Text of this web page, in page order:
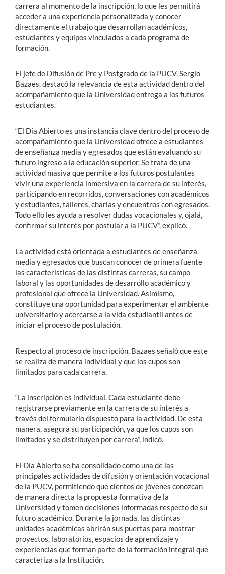
carrera al momento de la inscripción, lo que les permitirá
acceder a una experiencia personalizada y conocer
directamente el trabajo que desarrollan académicos,
estudiantes y equipos vinculados a cada programa de
formación.
El jefe de Difusión de Pre y Postgrado de la PUCV, Sergio
Bazaes, destacó la relevancia de esta actividad dentro del
acompañamiento que la Universidad entrega a los futuros
estudiantes.
“El Día Abierto es una instancia clave dentro del proceso de
acompañamiento que la Universidad ofrece a estudiantes
de enseñanza media y egresados que están evaluando su
futuro ingreso a la educación superior. Se trata de una
actividad masiva que permite a los futuros postulantes
vivir una experiencia inmersiva en la carrera de su interés,
participando en recorridos, conversaciones con académicos
y estudiantes, talleres, charlas y encuentros con egresados.
Todo ello les ayuda a resolver dudas vocacionales y, ojalá,
confirmar su interés por postular a la PUCV”, explicó.
La actividad está orientada a estudiantes de enseñanza
media y egresados que buscan conocer de primera fuente
las características de las distintas carreras, su campo
laboral y las oportunidades de desarrollo académico y
profesional que ofrece la Universidad. Asimismo,
constituye una oportunidad para experimentar el ambiente
universitario y acercarse a la vida estudiantil antes de
iniciar el proceso de postulación.
Respecto al proceso de inscripción, Bazaes señaló que este
se realiza de manera individual y que los cupos son
limitados para cada carrera.
“La inscripción es individual. Cada estudiante debe
registrarse previamente en la carrera de su interés a
través del formulario dispuesto para la actividad. De esta
manera, asegura su participación, ya que los cupos son
limitados y se distribuyen por carrera”, indicó.
El Día Abierto se ha consolidado como una de las
principales actividades de difusión y orientación vocacional
de la PUCV, permitiendo que cientos de jóvenes conozcan
de manera directa la propuesta formativa de la
Universidad y tomen decisiones informadas respecto de su
futuro académico. Durante la jornada, las distintas
unidades académicas abrirán sus puertas para mostrar
proyectos, laboratorios, espacios de aprendizaje y
experiencias que forman parte de la formación integral que
caracteriza a la Institución.